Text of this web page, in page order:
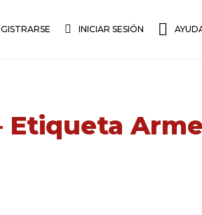
GISTRARSE INICIAR SESIÓN
Etiqueta